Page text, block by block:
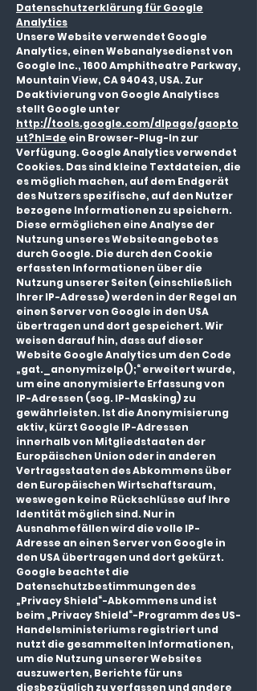
Datenschutzerklärung für Google
Analytics
Unsere Website verwendet Google
Analytics, einen Webanalysedienst von
Google Inc., 1600 Amphitheatre Parkway,
Mountain View, CA 94043, USA. Zur
Deaktivierung von Google Analytiscs
stellt Google unter
http://tools.google.com/dlpage/gaopto
ut?hl=de ein Browser-Plug-In zur
Verfügung. Google Analytics verwendet
Cookies. Das sind kleine Textdateien, die
es möglich machen, auf dem Endgerät
des Nutzers spezifische, auf den Nutzer
bezogene Informationen zu speichern.
Diese ermöglichen eine Analyse der
Nutzung unseres Websiteangebotes
durch Google. Die durch den Cookie
erfassten Informationen über die
Nutzung unserer Seiten (einschließlich
Ihrer IP-Adresse) werden in der Regel an
einen Server von Google in den USA
übertragen und dort gespeichert. Wir
weisen darauf hin, dass auf dieser
Website Google Analytics um den Code
„gat._anonymizeIp();“ erweitert wurde,
um eine anonymisierte Erfassung von
IP-Adressen (sog. IP-Masking) zu
gewährleisten. Ist die Anonymisierung
aktiv, kürzt Google IP-Adressen
innerhalb von Mitgliedstaaten der
Europäischen Union oder in anderen
Vertragsstaaten des Abkommens über
den Europäischen Wirtschaftsraum,
weswegen keine Rückschlüsse auf Ihre
Identität möglich sind. Nur in
Ausnahmefällen wird die volle IP-
Adresse an einen Server von Google in
den USA übertragen und dort gekürzt.
Google beachtet die
Datenschutzbestimmungen des
„Privacy Shield“-Abkommens und ist
beim „Privacy Shield“-Programm des US-
Handelsministeriums registriert und
nutzt die gesammelten Informationen,
um die Nutzung unserer Websites
auszuwerten, Berichte für uns
diesbezüglich zu verfassen und andere